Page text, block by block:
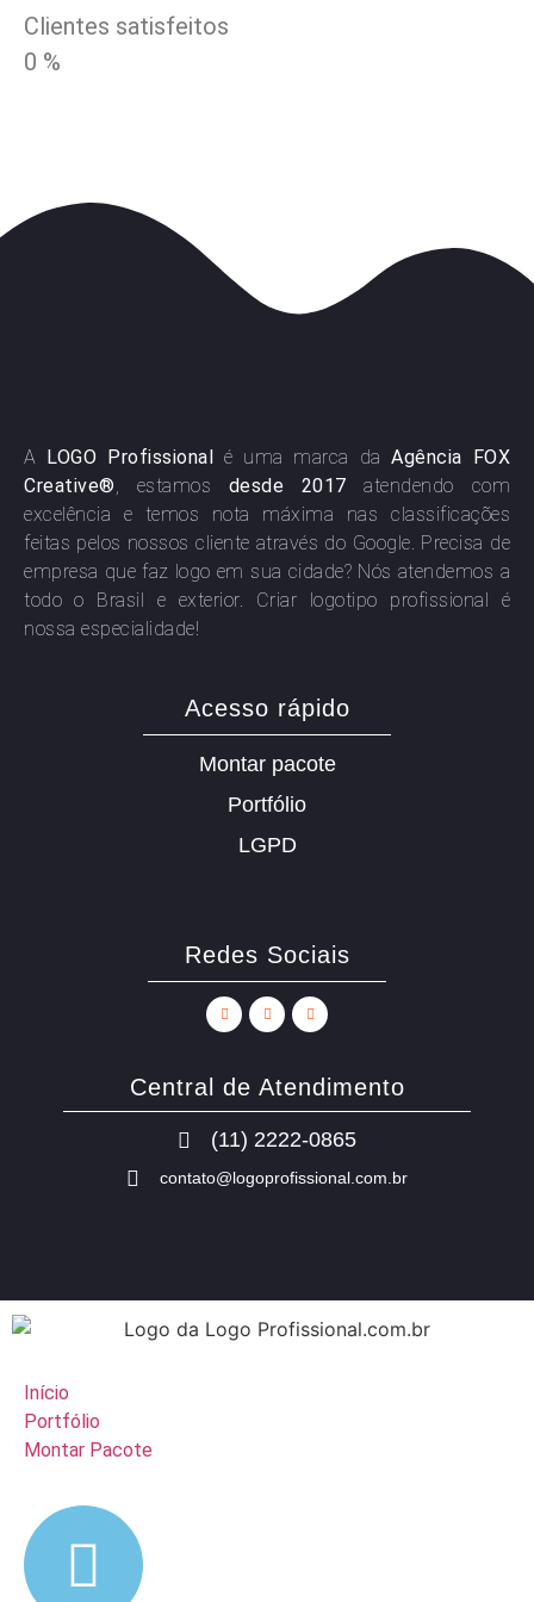
Clientes satisfeitos
0 %
A LOGO Profissional é uma marca daAgência FOX
Creative®, estamos desde 2017 atendendo com
excelência e temos nota máxima nas classificações
feitas pelos nossos cliente através do Google. Precisa de
empresa que faz logo em sua cidade? Nós atendemos a
todo o Brasil e exterior. Criar logotipo profissional é
nossa especialidade!
Acesso rápido
Montar pacote
Portfólio
LGPD
Redes Sociais
Central de Atendimento
(11) 2222-0865
contato@logoprofissional.com.br
Início
Portfólio
Montar Pacote